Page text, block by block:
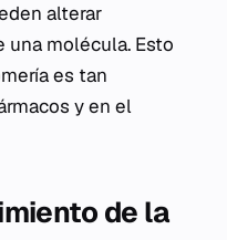
alterar
una molécula. Esto
es tan
y en el
de la